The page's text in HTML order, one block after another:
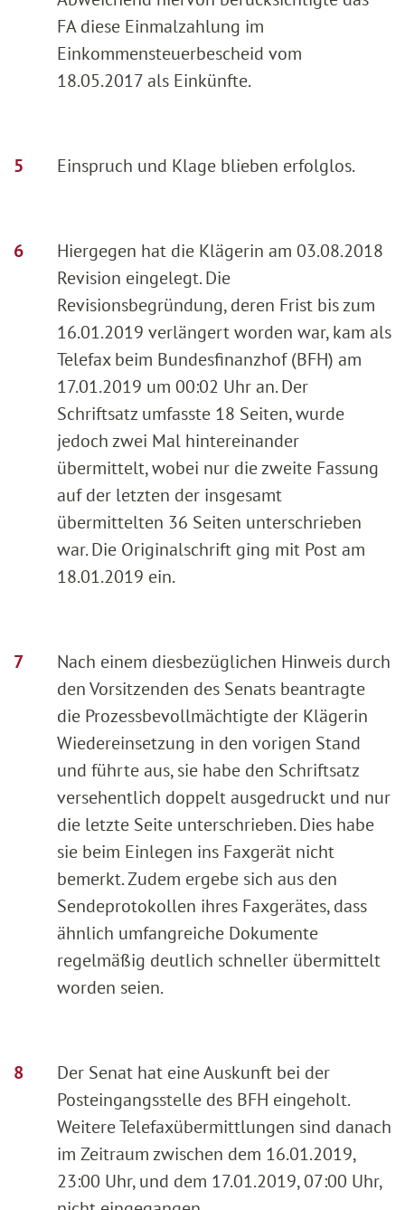
FA diese Einmalzahlung im
Einkommensteuerbescheid vom
18.05.2017 als Einkünfte.
Einspruch und Klage blieben erfolglos.
Hiergegen hat die Klägerin am 03.08.2018
Revision eingelegt. Die
Revisionsbegründung, deren Frist bis zum
16.01.2019 verlängert worden war, kam als
Telefax beim Bundesfinanzhof (BFH) am
17.01.2019 um 00:02 Uhr an. Der
Schriftsatz umfasste 18 Seiten, wurde
jedoch zwei Mal hintereinander
übermittelt, wobei nur die zweite Fassung
auf der letzten der insgesamt
übermittelten 36 Seiten unterschrieben
war. Die Originalschrift ging mit Post am
18.01.2019 ein.
Nach einem diesbezüglichen Hinweis durch
den Vorsitzenden des Senats beantragte
die Prozessbevollmächtigte der Klägerin
Wiedereinsetzung in den vorigen Stand
und führte aus, sie habe den Schriftsatz
versehentlich doppelt ausgedruckt und nur
die letzte Seite unterschrieben. Dies habe
sie beim Einlegen ins Faxgerät nicht
bemerkt. Zudem ergebe sich aus den
Sendeprotokollen ihres Faxgerätes, dass
ähnlich umfangreiche Dokumente
regelmäßig deutlich schneller übermittelt
worden seien.
Der Senat hat eine Auskunft bei der
Posteingangsstelle des BFH eingeholt.
Weitere Telefaxübermittlungen sind danach
im Zeitraum zwischen dem 16.01.2019,
23:00 Uhr, und dem 17.01.2019, 07:00 Uhr,